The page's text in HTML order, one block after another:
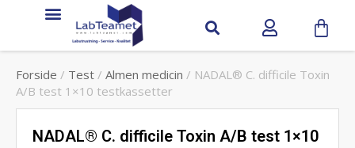
Forside / Test / Almen medicin / NADAL® C. difficile Toxin
A/B test 1×10 testkassetter
NADAL® C. difficile Toxin A/B test 1×10